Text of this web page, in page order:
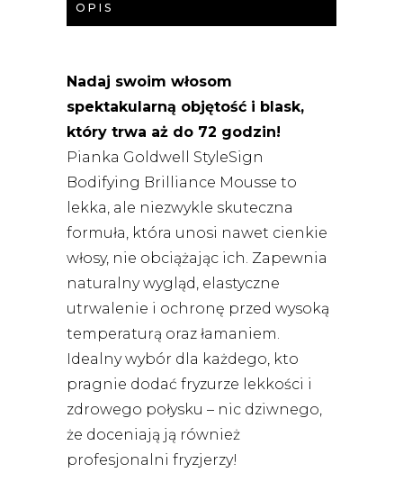
OPIS
Nadaj swoim włosom
spektakularną objętość i blask,
który trwa aż do 72 godzin!
Pianka Goldwell StyleSign
Bodifying Brilliance Mousse to
lekka, ale niezwykle skuteczna
formuła, która unosi nawet cienkie
włosy, nie obciążając ich. Zapewnia
naturalny wygląd, elastyczne
utrwalenie i ochronę przed wysoką
temperaturą oraz łamaniem.
Idealny wybór dla każdego, kto
pragnie dodać fryzurze lekkości i
zdrowego połysku – nic dziwnego,
że doceniają ją również
profesjonalni fryzjerzy!